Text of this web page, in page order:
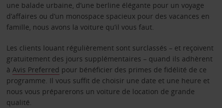
une balade urbaine, d’une berline élégante pour un voyage
d’affaires ou d’un monospace spacieux pour des vacances en
famille, nous avons la voiture qu’il vous faut.
Les clients louant régulièrement sont surclassés – et reçoivent
gratuitement des jours supplémentaires – quand ils adhèrent
à Avis Preferred pour bénéficier des primes de fidélité de ce
programme. Il vous suffit de choisir une date et une heure et
nous vous préparerons un voiture de location de grande
qualité.